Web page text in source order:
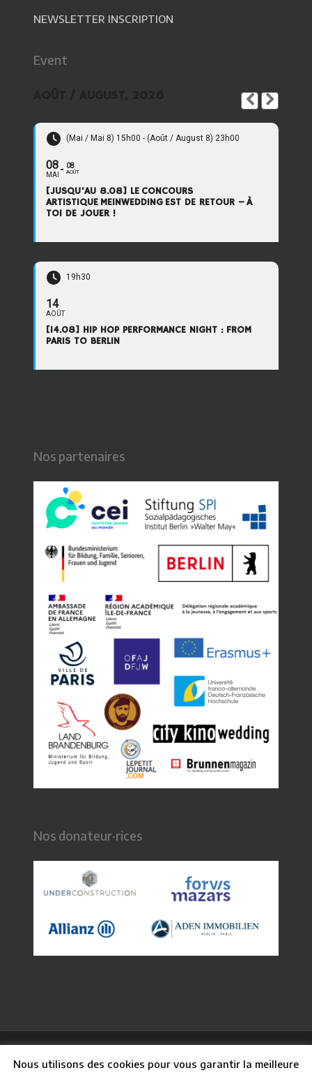
NEWSLETTER INSCRIPTION
Event
(Mai / Mai 8) 15h00 - (Août / August 8) 23h00
08
MAI
08
AOÛT
[JUSQU'AU 8.08] LE CONCOURS
ARTISTIQUE MEINWEDDING EST DE RETOUR – À
TOI DE JOUER !
19h30
14
AOÛT
[14.08] HIP HOP PERFORMANCE NIGHT : FROM
PARIS TO BERLIN
Nos partenaires
Nos donateur·rices
Claire Paq| Webdesign : Guillaume Besson
Nous utilisons des cookies pour vous garantir la meilleure